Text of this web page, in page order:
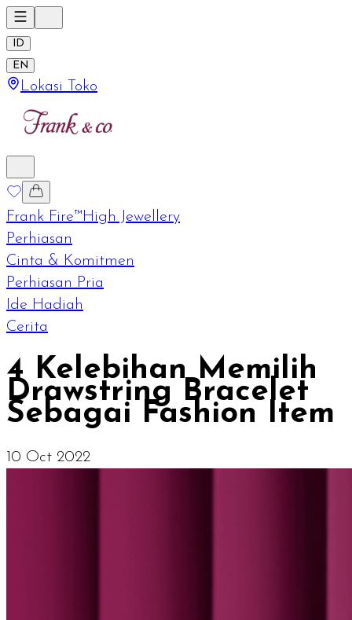
ID
EN
Lokasi Toko
Frank Fire™High Jewellery
Perhiasan
Cinta & Komitmen
Perhiasan Pria
Ide Hadiah
Cerita
4 Kelebihan Memilih
Drawstring Bracelet
Sebagai Fashion Item
10 Oct 2022